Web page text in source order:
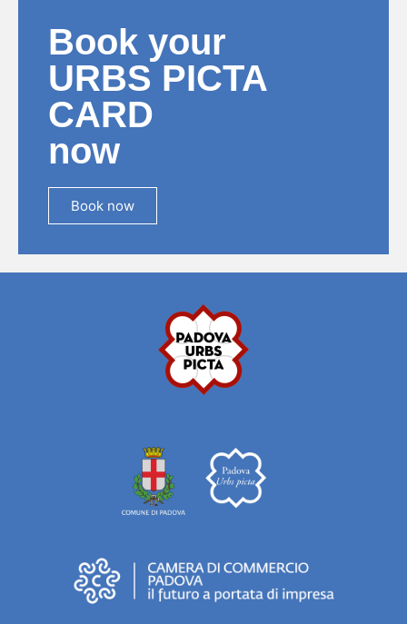
Book your
URBS PICTA
CARD
now
Book now